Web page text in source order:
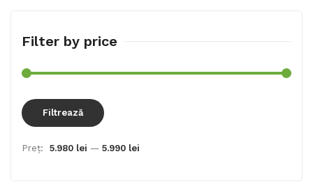
Filter by price
Filtrează
Preț: 5.980 lei — 5.990 lei